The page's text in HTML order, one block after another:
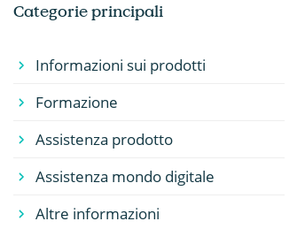
Categorie principali
Informazioni sui prodotti
Formazione
Assistenza prodotto
Assistenza mondo digitale
Altre informazioni